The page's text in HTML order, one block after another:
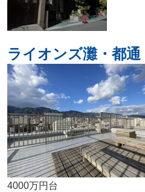
ライオンズ灘・都通
4000万円台